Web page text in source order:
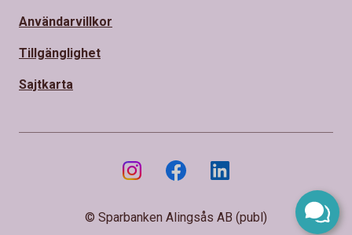
Användarvillkor
Tillgänglighet
Sajtkarta
© Sparbanken Alingsås AB (publ)